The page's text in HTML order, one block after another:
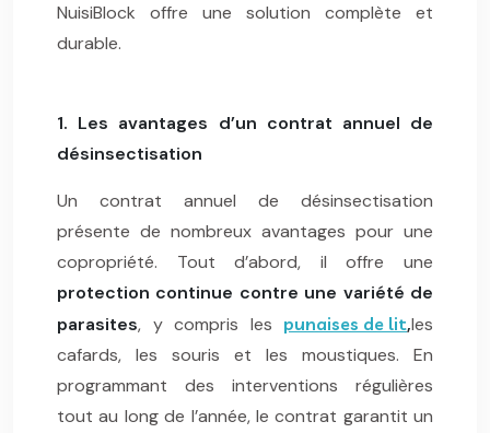
NuisiBlock offre une solution complète et
durable.
1. Les avantages d’un contrat annuel de
désinsectisation
Un contrat annuel de désinsectisation
présente de nombreux avantages pour une
copropriété. Tout d’abord, il offre une
protection continue contre une variété de
parasites, y compris les punaises de lit,les
cafards, les souris et les moustiques. En
programmant des interventions régulières
tout au long de l’année, le contrat garantit un